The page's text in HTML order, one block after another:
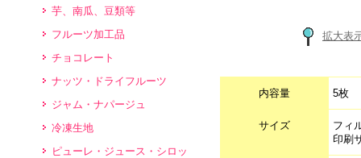
芋、南瓜、豆類等
フルーツ加工品
チョコレート
ナッツ・ドライフルーツ
ジャム・ナパージュ
冷凍生地
ピューレ・ジュース・シロッ
拡大表
内容量 5枚
サイズ
フィ
印